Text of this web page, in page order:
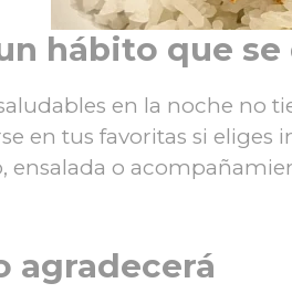
hábito que
en la noche no
en tus favoritas si eliges
ensalada o
agradecerá